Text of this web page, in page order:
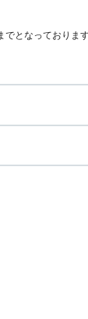
となっております